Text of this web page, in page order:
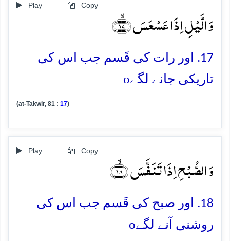
Play Copy
وَ الَّیۡلِ اِذَا عَسۡعَسَ ﴿ۙ۱۷﴾
17. اور رات کی قَسم جب اس کی
تاریکی جانے لگےo
(at-Takwir, 81 : 17)
Play Copy
وَ الصُّبۡحِ اِذَا تَنَفَّسَ ﴿ۙ۱۸﴾
18. اور صبح کی قَسم جب اس کی
روشنی آنے لگےo